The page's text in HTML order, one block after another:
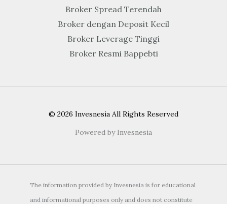
Broker Spread Terendah
Broker dengan Deposit Kecil
Broker Leverage Tinggi
Broker Resmi Bappebti
© 2026 Invesnesia All Rights Reserved
Powered by Invesnesia
The information provided by Invesnesia is for educational
and informational purposes only and does not constitute